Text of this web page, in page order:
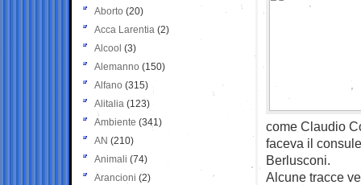
come Claudio
faceva il
Berlusconi.
Alcune tracce
Aborto (20)
Acca Larentia (2)
Alcool (3)
Alemanno (150)
Alfano (315)
Alitalia (123)
Ambiente (341)
AN (210)
Animali (74)
Arancioni (2)